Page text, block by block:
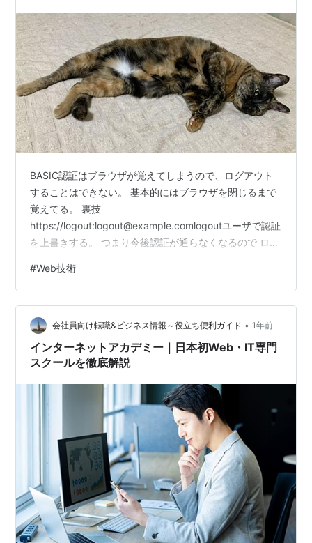
BASIC認証はブラウザが覚えてしまうので、ログアウト
することはできない。 基本的にはブラウザを閉じるまで
覚えてる。 裏技
https://logout:logout@example.comlogoutユーザで認証
を上書きする。 つまり今後認証が通らなくなるので ログ
ラミング
#Web技術
会社員向け転職&ビジネス情報～役立ち便利ガイド • 1年前
インターネットアカデミー｜日本初Web・IT専門
スクールを徹底解説